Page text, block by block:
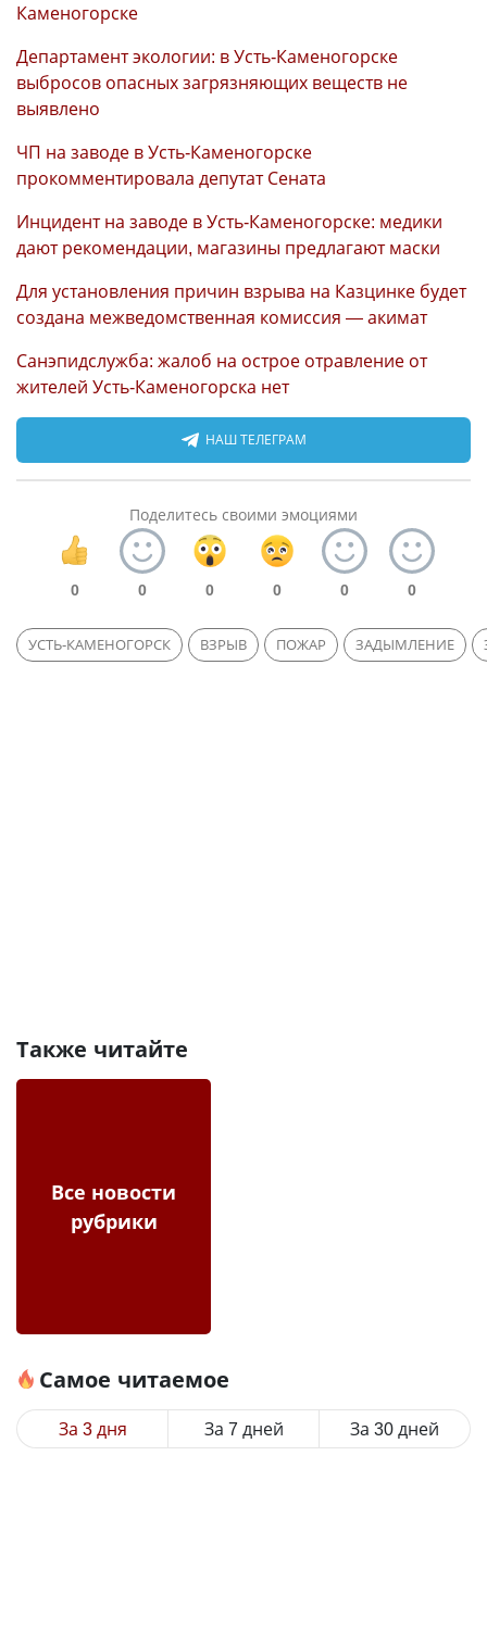
Каменогорске
Департамент экологии: в Усть-Каменогорске
выбросов опасных загрязняющих веществ не
выявлено
ЧП на заводе в Усть-Каменогорске
прокомментировала депутат Сената
Инцидент на заводе в Усть-Каменогорске: медики
дают рекомендации, магазины предлагают маски
Для установления причин взрыва на Казцинке будет
создана межведомственная комиссия — акимат
Санэпидслужба: жалоб на острое отравление от
жителей Усть-Каменогорска нет
НАШ ТЕЛЕГРАМ
Поделитесь своими эмоциями
0 0 0 0 0 0
УСТЬ-КАМЕНОГОРСК ВЗРЫВ ПОЖАР ЗАДЫМЛЕНИЕ
Также читайте
Все новости
рубрики
Самое читаемое
За 3 дня За 7 дней За 30 дней